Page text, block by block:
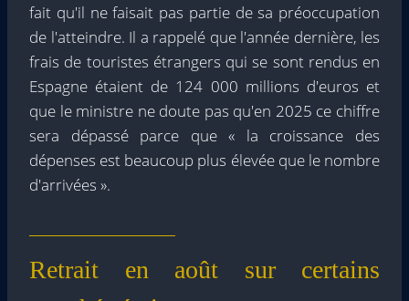
fait qu'il ne faisait pas partie de sa préoccupation
de l'atteindre. Il a rappelé que l'année dernière, les
frais de touristes étrangers qui se sont rendus en
Espagne étaient de 124 000 millions d'euros et
que le ministre ne doute pas qu'en 2025 ce chiffre
sera dépassé parce que « la croissance des
dépenses est beaucoup plus élevée que le nombre
d'arrivées ».
Retrait en août sur certains